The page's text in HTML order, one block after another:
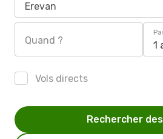
Erevan
Quand ? 1
Vols directs
Rechercher